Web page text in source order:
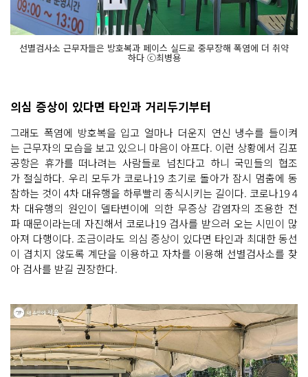
선별검사소 근무자들은 방호복과 페이스 실드로 중무장해 폭염에 더 취약
하다 ⓒ최병용
의심 증상이 있다면 타인과 거리두기부터
그래도 폭염에 방호복을 입고 얼마나 더운지 연신 냉수를 들이켜
는 근무자의 모습을 보고 있으니 마음이 아프다. 이런 상황에서 김포
공항은 휴가를 떠나려는 사람들로 넘친다고 하니 국민들의 협조
가 절실하다. 우리 모두가 코로나19 초기로 돌아가 잠시 멈춤에 동
참하는 것이 4차 대유행을 하루빨리 종식시키는 길이다. 코로나19 4
차 대유행의 원인이 델타변이에 의한 무증상 감염자의 조용한 전
파 때문이라는데 자진해서 코로나19 검사를 받으러 오는 시민이 많
아져 다행이다. 조금이라도 의심 증상이 있다면 타인과 최대한 동선
이 겹치지 않도록 계단을 이용하고 자차를 이용해 선별검사소를 찾
아 검사를 받길 권장한다.